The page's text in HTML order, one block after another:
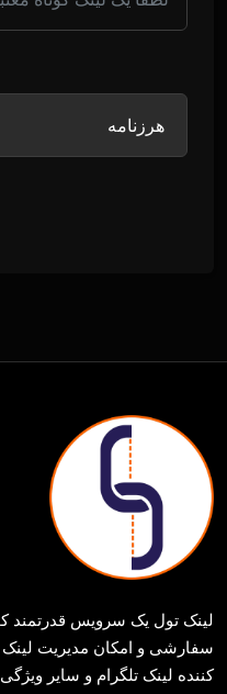
لینک تول یک سرویس قدرتمند
سفارشی و امکان مدیریت لینک
کننده لینک تلگرام و سایر